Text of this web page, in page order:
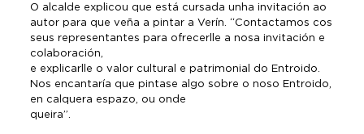
O alcalde explicou que está cursada unha invitación ao
autor para que veña a pintar a Verín. “Contactamos cos
seus representantes para ofrecerlle a nosa invitación e
e explicarlle o valor cultural e patrimonial do Entroido.
Nos encantaría que pintase algo sobre o noso Entroido,
en calquera espazo, ou onde
queira”.